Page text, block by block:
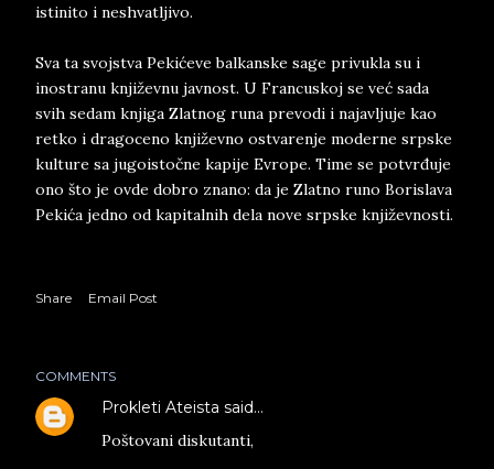
istinito i neshvatljivo.
Sva ta svojstva Pekićeve balkanske sage privukla su i
inostranu književnu javnost. U Francuskoj se već sada
svih sedam knjiga Zlatnog runa prevodi i najavljuje kao
retko i dragoceno književno ostvarenje moderne srpske
kulture sa jugoistočne kapije Evrope. Time se potvrđuje
ono što je ovde dobro znano: da je Zlatno runo Borislava
Pekića jedno od kapitalnih dela nove srpske književnosti.
Share Email Post
COMMENTS
Prokleti Ateista said…
Poštovani diskutanti,